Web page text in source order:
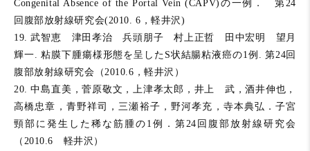
Congenital Absence of the Portal Vein (CAPV)の一例． 第24
回腹部放射線研究会(2010. 6，軽井沢)
19. 武智恵 津田孝治 兵頭朋子 村上正哲 田中宏明 望月
輝一. 粘膜下腫瘍様形態を呈したS状結腸粘液癌の1例. 第24回
腹部放射線研究会（2010.6，軽井沢）
20. 中島直美，菅原敬文，上津孝太郎，井上 武，酒井伸也，
高橋忠章，青野祥司，三瀬裕子，野河孝充，寺本典弘．子宮
頸部に発生した稀な筋腫の1例．第24回腹部放射線研究会
（2010.6 軽井沢）